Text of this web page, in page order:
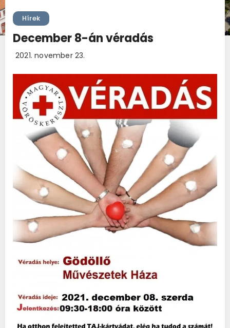
Hírek
December 8-án véradás
2021. november 23.